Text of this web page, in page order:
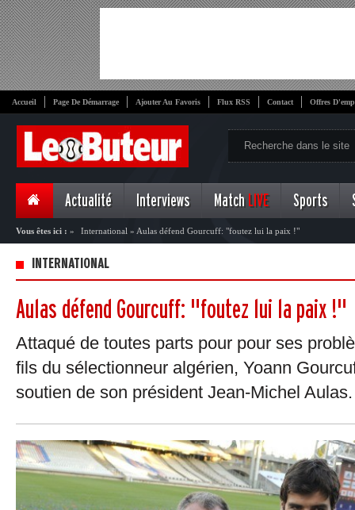
Accueil Page De Démarrage Ajouter Au Favoris Flux RSS Contact Offres
Actualité Interviews Match LIVE Sports
Vous êtes ici : » International » Aulas défend Gourcuff: "foutez lui la paix !"
INTERNATIONAL
Aulas défend Gourcuff: "foutez lui la paix !"
Attaqué de toutes parts pour pour ses
fils du sélectionneur algérien, Yoann
soutien de son président Jean-Michel Aulas.